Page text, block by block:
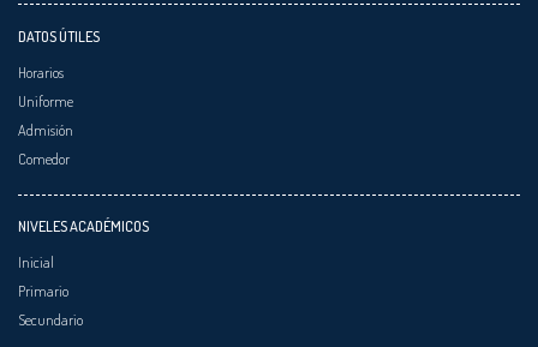
DATOS ÚTILES
Horarios
Uniforme
Admisión
Comedor
NIVELES ACADÉMICOS
Inicial
Primario
Secundario